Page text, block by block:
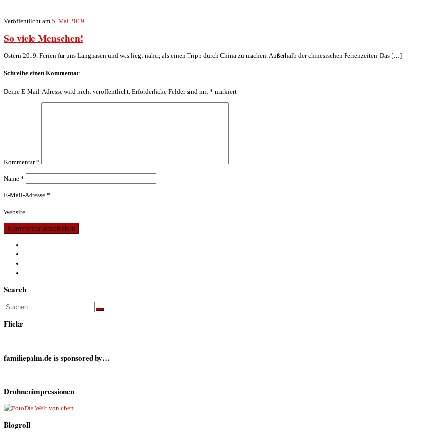
Veröffentlicht am 5. Mai 2019
So viele Menschen!
Ostern 2019. Ferien für uns Langnasen und was liegt näher, als einen Tripp durch China zu machen. Außerhalb der chinesischen Ferienzeiten. Das […]
Schreibe einen Kommentar
Deine E-Mail-Adresse wird nicht veröffentlicht. Erforderliche Felder sind mit * markiert
Kommentar*
Name *
E-Mail-Adresse *
Website
Search
Suche
Suchen …
Flickr
familiepalm.de is sponsored by…
Drohnenimpressionen
Die Welt von oben
Blogroll